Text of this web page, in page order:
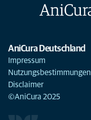
AniCura Deutschland
Impressum
Nutzungsbestimmungen
Disclaimer
©AniCura 2025